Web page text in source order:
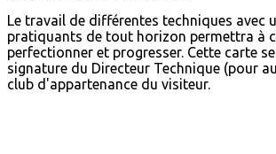
Le travail de différentes techniques avec
pratiquants de tout horizon permettra à
perfectionner et progresser. Cette carte
signature du Directeur Technique (pour
club d'appartenance du visiteur.